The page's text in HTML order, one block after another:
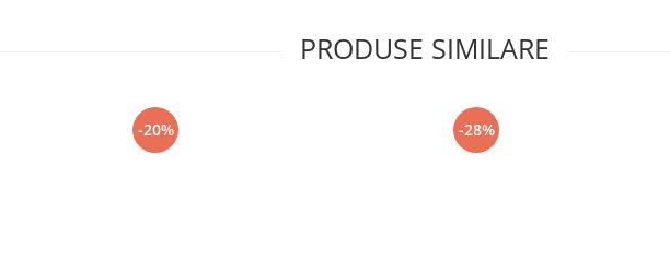
PRODUSE SIMILARE
-20% -28%